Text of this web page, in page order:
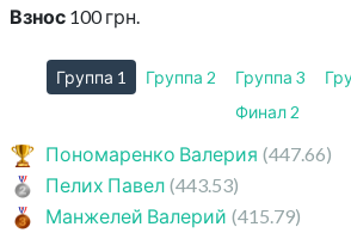
Взнос 100 грн.
Группа 1 Группа 2 Группа 3
Финал 2
Пономаренко Валерия (447.66)
Пелих Павел (443.53)
Манжелей Валерий (415.79)